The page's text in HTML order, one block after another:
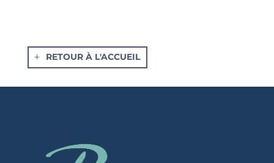
RETOUR À L'ACCUEIL